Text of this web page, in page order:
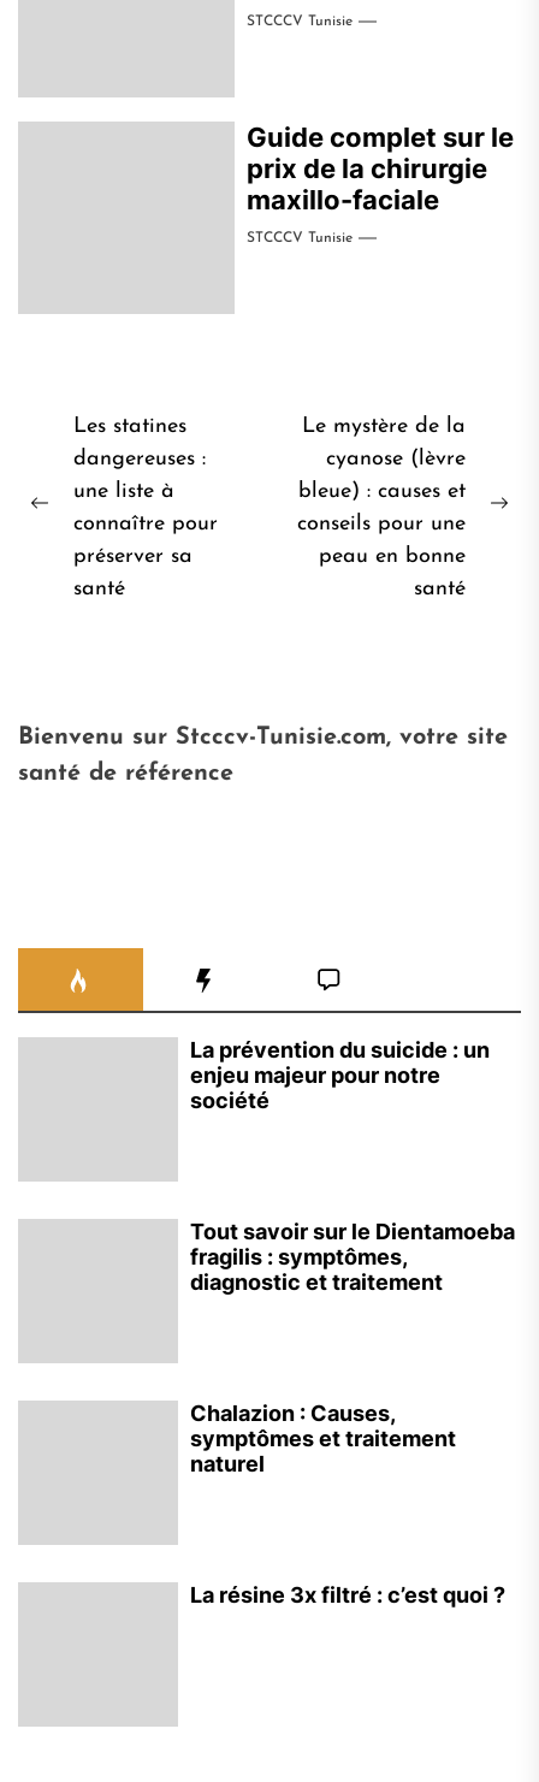
STCCCV Tunisie
Guide complet sur le
prix de la chirurgie
maxillo-faciale
STCCCV Tunisie
Navigation
l’article
précédent:
Les statines
dangereuses :
une liste à
connaître pour
préserver sa
santé
Le mystère de la
cyanose (lèvre
bleue) : causes et
conseils pour une
peau en bonne
santé
Bienvenu sur Stcccv-Tunisie.com, votre site
santé de référence
La prévention du suicide : un
enjeu majeur pour notre
société
Tout savoir sur le Dientamoeba
fragilis : symptômes,
diagnostic et traitement
Chalazion : Causes,
symptômes et traitement
naturel
La résine 3x filtré : c’est quoi ?